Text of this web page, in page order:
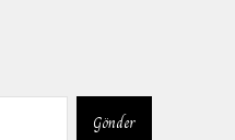
Gönder